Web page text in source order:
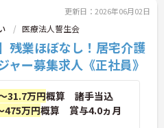
更新日：2026年06月02日
医療法人誓生会
残業ほぼなし！居宅介護
ャー募集求人《正社員》
31.7万円概算 諸手当込
475万円概算 賞与4.0ヵ月